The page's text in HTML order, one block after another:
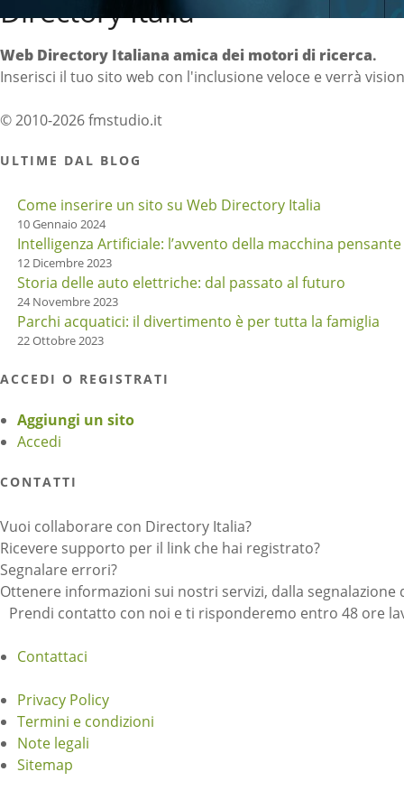
Directory Italia
Web Directory Italiana amica dei motori di ricerca.
Inserisci il tuo sito web con l'inclusione veloce e verrà
© 2010-2026 fmstudio.it
ULTIME DAL BLOG
Come inserire un sito su Web Directory Italia
10 Gennaio 2024
Intelligenza Artificiale: l’avvento della macchina pensante
12 Dicembre 2023
Storia delle auto elettriche: dal passato al futuro
24 Novembre 2023
Parchi acquatici: il divertimento è per tutta la famiglia
22 Ottobre 2023
ACCEDI O REGISTRATI
Aggiungi un sito
Accedi
CONTATTI
Vuoi collaborare con Directory Italia?
Ricevere supporto per il link che hai registrato?
Segnalare errori?
Ottenere informazioni sui nostri servizi, dalla
Prendi contatto con noi e ti risponderemo entro 48 ore
Contattaci
Privacy Policy
Termini e condizioni
Note legali
Sitemap